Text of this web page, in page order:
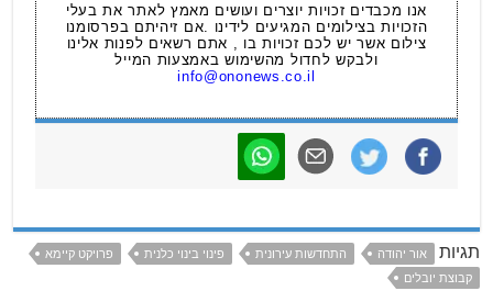
אנו מכבדים זכויות יוצרים ועושים מאמץ לאתר את בעלי
הזכויות בצילומים המגיעים לידינו .אם זיהיתם בפרסומנו
צילום אשר יש לכם זכויות בו , אתם רשאים לפנות אלינו
ולבקש לחדול מהשימוש באמצעות המייל
info@ononews.co.il
תגיות אור יהודה התחדשות עירונית פינוי בינוי כלנית
פרויקט קיימא
קבוצת יובלים